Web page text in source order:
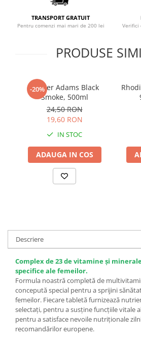
Sistemul circulator
Sistemul muscular
Tulburari hormonale
TRANSPORT GRATUIT
Pentru comenzi mai mari de 200 lei Verifici
PRODUSE
-20%
Shaker Adams Black
Smoke, 500ml
24,50 RON
19,60 RON
IN STOC
ADAUGA IN COS
Descriere
Complex de 23 de vitamine și
specifice ale femeilor.
Formula noastră completă de
concepută special pentru a sprijini
femeilor. Fiecare tabletă furnizează
selectați, pentru a susține funcțiile vitale
pentru a satisface nevoile nutriționale
recomandărilor europene.